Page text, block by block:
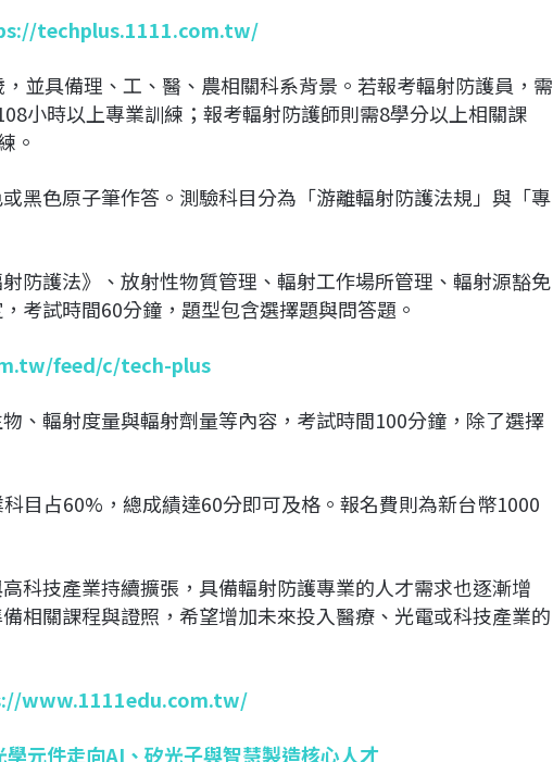
techplus.1111.com.tw/
並具備理、工、醫、農相關科系背景。若報考輻射防護員，需
小時以上專業訓練；報考輻射防護師則需8學分以上相關課
。
黑色原子筆作答。測驗科目分為「游離輻射防護法規」與「專
防護法》、放射性物質管理、輻射工作場所管理、輻射源豁免
考試時間60分鐘，題型包含選擇題與問答題。
feed/c/tech-plus
、輻射度量與輻射劑量等內容，考試時間100分鐘，除了選擇
目占60%，總成績達60分即可及格。報名費則為新台幣1000
科技產業持續擴張，具備輻射防護專業的人才需求也逐漸增
相關課程與證照，希望增加未來投入醫療、光電或科技產業的
www.1111edu.com.tw/
元件走向AI、矽光子與智慧製造核心人才